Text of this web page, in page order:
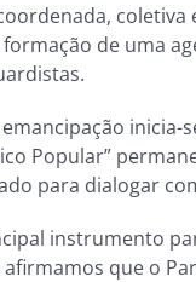
de uma
Popular”
para dialogar
instrumento
que o